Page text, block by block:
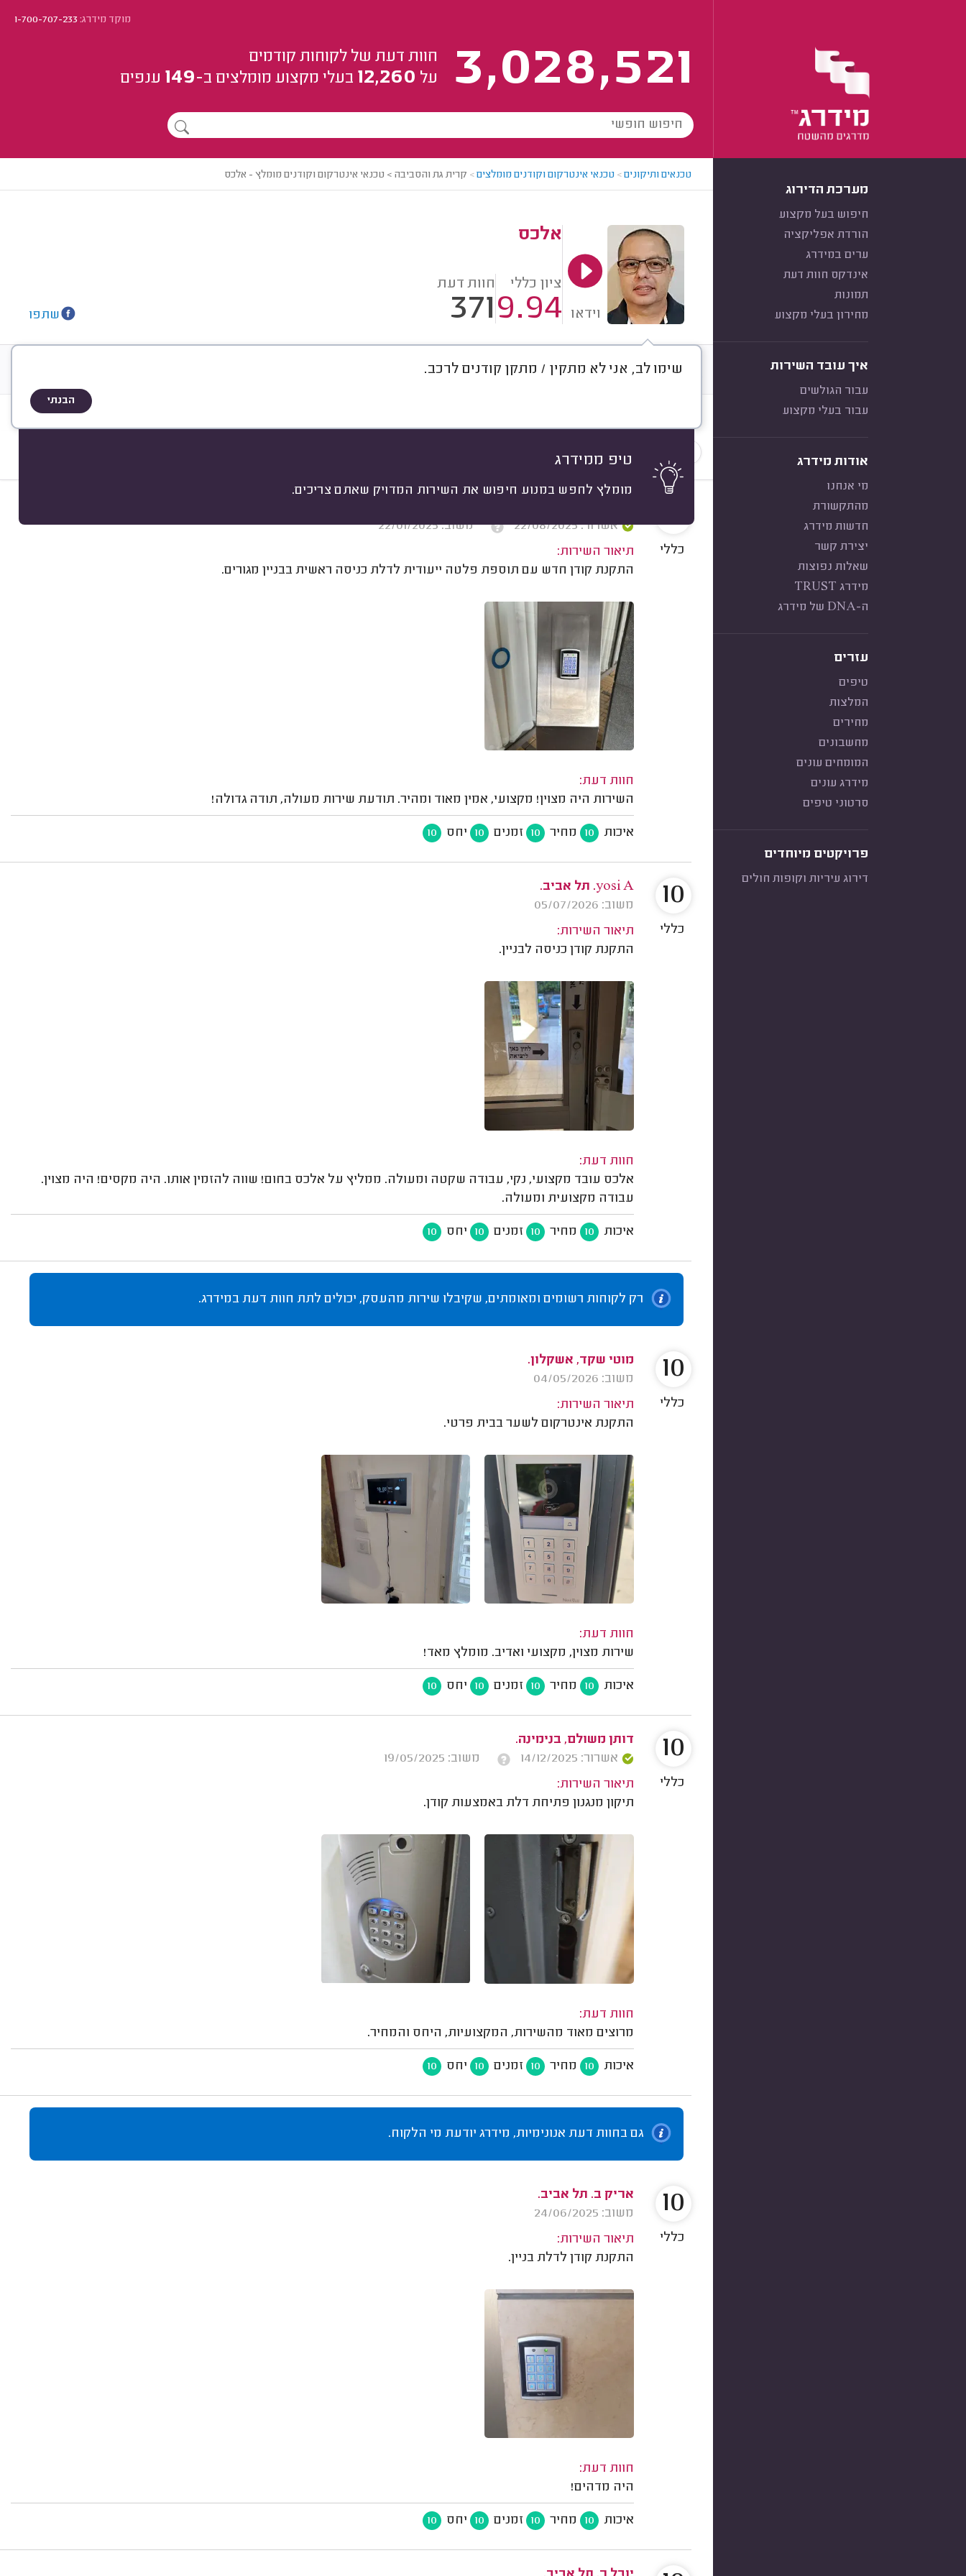
מוקד מידרג:1-700-707-233
3,028,521
חוות דעת של לקוחות קודמים
על 12,260 בעלי מקצוע מומלצים ב-149 ענפים
מערכת הדירוג
חיפוש בעל מקצוע
הורדת אפליקציה
ערים במידרג
אינדקס חוות דעת
תמונות
מחירון בעלי מקצוע
איך עובד השירות
עבור הגולשים
עבור בעלי מקצוע
אודות מידרג
מי אנחנו
מהתקשורת
חדשות מידרג
יצירת קשר
שאלות נפוצות
מידרג TRUST
ה-DNA של מידרג
עזרים
טיפים
המלצות
מחירים
מחשבונים
המומחים עונים
מידרג עונים
סרטוני טיפים
פרויקטים מיוחדים
דירוג עיריות וקופות חולים
טכנאים ותיקונים> טכנאי אינטרקום וקודנים מומלצים> קרית גת והסביבה > טכנאי אינטרקום וקודנים מומלץ - אלכס
וידאו
אלכס
ציון כללי
9.94
חוות דעת
371 שתפו
שימו לב, אני לא מתקין / מתקן קודנים לרכב.
הבנתי
טיפ ממידרג
מומלץ לחפש במנוע חיפוש את השירות המדויק שאתם צריכים.
דברו איתי חוות דעת מחירים
לפי סוג המוצר
אשרור: 22/08/2025
משוב: 22/01/2025
תיאור השירות:
התקנת קודן חדש עם תוספת פלטה ייעודית לדלת כניסה ראשית בבניין מגורים.
חוות דעת:
השירות היה מצוין! מקצועי, אמין מאוד ומהיר. תודעת שירות מעולה, תודה גדולה!
איכות 10 מחיר 10 זמנים 10 יחס 10
10
כללי
yosi A. תל אביב.
משוב: 05/07/2026
תיאור השירות:
התקנת קודן כניסה לבניין.
חוות דעת:
אלכס עובד מקצועי, נקי, עבודה שקטה ומעולה. ממליץ על אלכס בחום! שווה להזמין אותו. היה מקסים! היה מצוין.
עבודה מקצועית ומעולה.
איכות 10 מחיר 10 זמנים 10 יחס 10
10
כללי
רק לקוחות רשומים ומאומתים, שקיבלו שירות מהעסק, יכולים לתת חוות דעת במידרג.
מוטי שקד, אשקלון.
משוב: 04/05/2026
תיאור השירות:
התקנת אינטרקום לשער בבית פרטי.
חוות דעת:
שירות מצוין, מקצועי ואדיב. מומלץ מאד!
איכות 10 מחיר 10 זמנים 10 יחס 10
10
כללי
דותן משולם, בנימינה.
אשרור: 14/12/2025
משוב: 19/05/2025
תיאור השירות:
תיקון מנגנון פתיחת דלת באמצעות קודן.
חוות דעת:
מרוצים מאוד מהשירות, המקצועיות, היחס והמחיר.
איכות 10 מחיר 10 זמנים 10 יחס 10
10
כללי
גם בחוות דעת אנונימיות, מידרג יודעת מי הלקוח.
אריק ב. תל אביב.
משוב: 24/06/2025
תיאור השירות:
התקנת קודן לדלת בניין.
חוות דעת:
היה מדהים!
איכות 10 מחיר 10 זמנים 10 יחס 10
10
כללי